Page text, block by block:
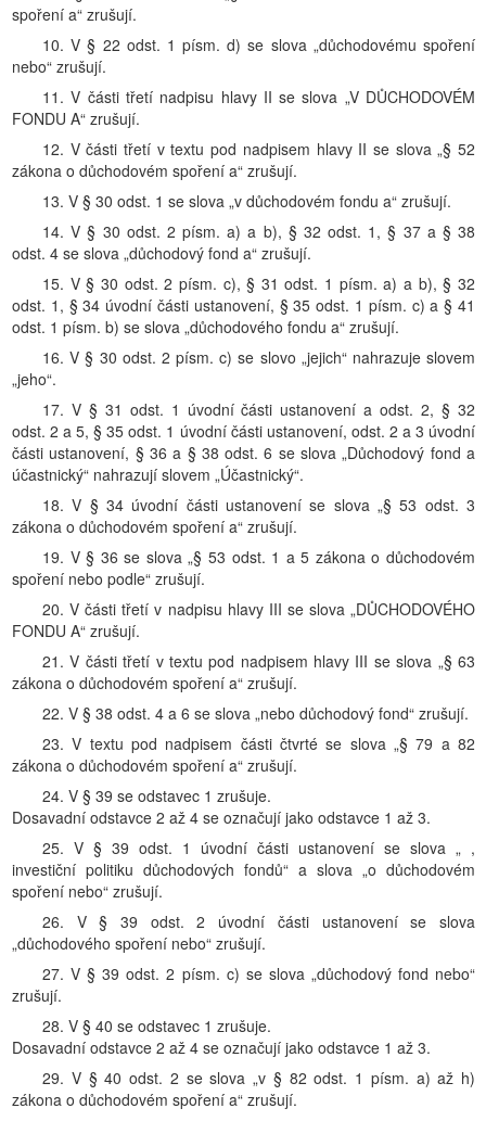
spoření a“ zrušují.
10. V § 22 odst. 1 písm. d) se slova „důchodovému spoření
nebo“ zrušují.
11. V části třetí nadpisu hlavy II se slova „V DŮCHODOVÉM
FONDU A“ zrušují.
12. V části třetí v textu pod nadpisem hlavy II se slova „§ 52
zákona o důchodovém spoření a“ zrušují.
13. V § 30 odst. 1 se slova „v důchodovém fondu a“ zrušují.
14. V § 30 odst. 2 písm. a) a b), § 32 odst. 1, § 37 a § 38
odst. 4 se slova „důchodový fond a“ zrušují.
15. V § 30 odst. 2 písm. c), § 31 odst. 1 písm. a) a b), § 32
odst. 1, § 34 úvodní části ustanovení, § 35 odst. 1 písm. c) a § 41
odst. 1 písm. b) se slova „důchodového fondu a“ zrušují.
16. V § 30 odst. 2 písm. c) se slovo „jejich“ nahrazuje slovem
„jeho“.
17. V § 31 odst. 1 úvodní části ustanovení a odst. 2, § 32
odst. 2 a 5, § 35 odst. 1 úvodní části ustanovení, odst. 2 a 3 úvodní
části ustanovení, § 36 a § 38 odst. 6 se slova „Důchodový fond a
účastnický“ nahrazují slovem „Účastnický“.
18. V § 34 úvodní části ustanovení se slova „§ 53 odst. 3
zákona o důchodovém spoření a“ zrušují.
19. V § 36 se slova „§ 53 odst. 1 a 5 zákona o důchodovém
spoření nebo podle“ zrušují.
20. V části třetí v nadpisu hlavy III se slova „DŮCHODOVÉHO
FONDU A“ zrušují.
21. V části třetí v textu pod nadpisem hlavy III se slova „§ 63
zákona o důchodovém spoření a“ zrušují.
22. V § 38 odst. 4 a 6 se slova „nebo důchodový fond“ zrušují.
23. V textu pod nadpisem části čtvrté se slova „§ 79 a 82
zákona o důchodovém spoření a“ zrušují.
24. V § 39 se odstavec 1 zrušuje.
Dosavadní odstavce 2 až 4 se označují jako odstavce 1 až 3.
25. V § 39 odst. 1 úvodní části ustanovení se slova „ ,
investiční politiku důchodových fondů“ a slova „o důchodovém
spoření nebo“ zrušují.
26. V § 39 odst. 2 úvodní části ustanovení se slova
„důchodového spoření nebo“ zrušují.
27. V § 39 odst. 2 písm. c) se slova „důchodový fond nebo“
zrušují.
28. V § 40 se odstavec 1 zrušuje.
Dosavadní odstavce 2 až 4 se označují jako odstavce 1 až 3.
29. V § 40 odst. 2 se slova „v § 82 odst. 1 písm. a) až h)
zákona o důchodovém spoření a“ zrušují.